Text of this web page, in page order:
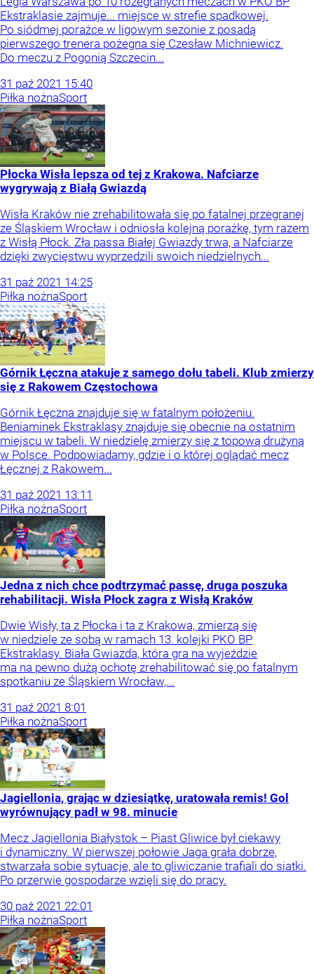
Ekstraklasie zajmuje... miejsce w strefie spadkowej.
Po siódmej porażce w ligowym sezonie z posadą
pierwszego trenera pożegna się Czesław Michniewicz.
Do meczu z Pogonią Szczecin...
31 paź 2021 15:40
Piłka nożnaSport
Płocka Wisła lepsza od tej z Krakowa. Nafciarze
wygrywają z Białą Gwiazdą
Wisła Kraków nie zrehabilitowała się po fatalnej przegranej
ze Śląskiem Wrocław i odniosła kolejną porażkę, tym razem
z Wisłą Płock. Zła passa Białej Gwiazdy trwa, a Nafciarze
dzięki zwycięstwu wyprzedzili swoich niedzielnych...
31 paź 2021 14:25
Piłka nożnaSport
Górnik Łęczna atakuje z samego dołu tabeli. Klub zmierzy
się z Rakowem Częstochowa
Górnik Łęczna znajduje się w fatalnym położeniu.
Beniaminek Ekstraklasy znajduje się obecnie na ostatnim
miejscu w tabeli. W niedzielę zmierzy się z topową drużyną
w Polsce. Podpowiadamy, gdzie i o której oglądać mecz
Łęcznej z Rakowem...
31 paź 2021 13:11
Piłka nożnaSport
Jedna z nich chce podtrzymać passę, druga poszuka
rehabilitacji. Wisła Płock zagra z Wisłą Kraków
Dwie Wisły, ta z Płocka i ta z Krakowa, zmierzą się
w niedziele ze sobą w ramach 13. kolejki PKO BP
Ekstraklasy. Biała Gwiazda, która gra na wyjeździe
ma na pewno dużą ochotę zrehabilitować się po fatalnym
spotkaniu ze Śląskiem Wrocław,...
31 paź 2021 8:01
Piłka nożnaSport
Jagiellonia, grając w dziesiątkę, uratowała remis! Gol
wyrównujący padł w 98. minucie
Mecz Jagiellonia Białystok – Piast Gliwice był ciekawy
i dynamiczny. W pierwszej połowie Jaga grała dobrze,
stwarzała sobie sytuacje, ale to gliwiczanie trafiali do siatki.
Po przerwie gospodarze wzięli się do pracy.
30 paź 2021 22:01
Piłka nożnaSport